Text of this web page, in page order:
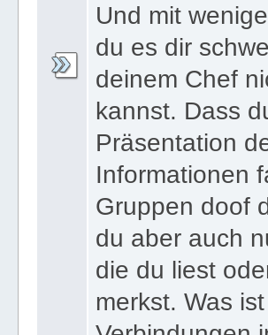
Und mit
du es dir
deinem Chef
kannst. Dass
Präsentation
Informationen
Gruppen doof
du aber auch
die du liest
merkst. Was